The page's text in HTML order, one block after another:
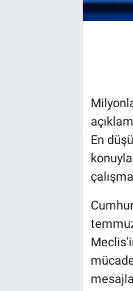
En